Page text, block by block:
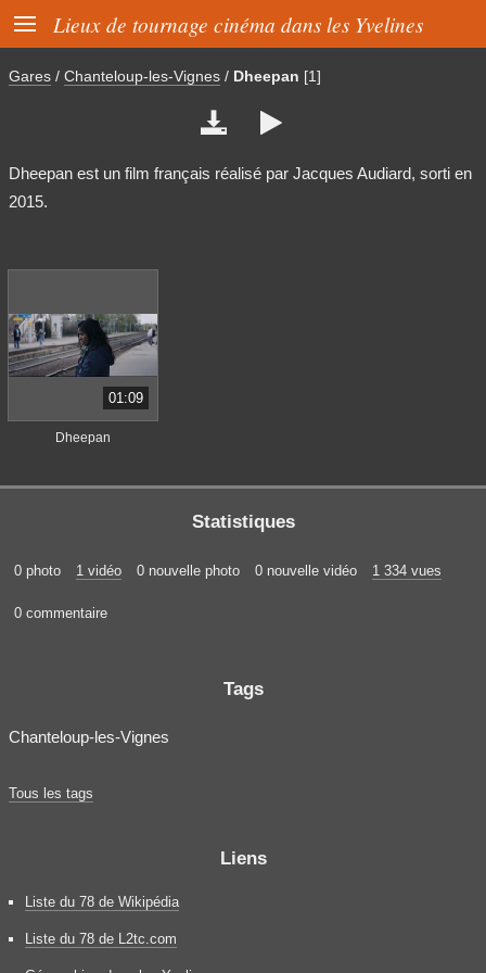
 Lieux de tournage cinéma dans les Yvelines
Gares / Chanteloup-les-Vignes / Dheepan [1]
 
Dheepan est un film français réalisé par Jacques Audiard, sorti en
2015.
01:09
Dheepan
Statistiques
0 photo 1 vidéo 0 nouvelle photo 0 nouvelle vidéo 1 334 vues
0 commentaire
Tags
Chanteloup-les-Vignes
Tous les tags
Liens
Liste du 78 de Wikipédia
Liste du 78 de L2tc.com